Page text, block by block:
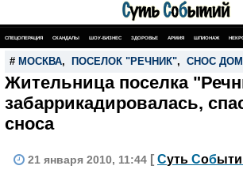
СПЕЦОПЕРАЦИЯ СКАНДАЛЫ ШОУ-БИЗНЕС ЗДОРОВЬЕ АРМИЯ ШПИОНАЖ
# МОСКВА, ПОСЕЛОК "РЕЧНИК", СНОС
Жительница поселка
забаррикадировалась,
сноса
21 января 2010, 11:44 [ Суть Соб